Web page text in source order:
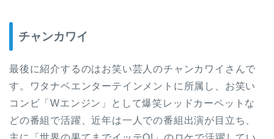
チャンカワイ
最後に紹介するのはお笑い芸人のチャンカワイさんで
す。ワタナベエンターテインメントに所属し、お笑い
コンビ「Wエンジン」として爆笑レッドカーペットな
どの番組で活躍、近年は一人での番組出演が目立ち、